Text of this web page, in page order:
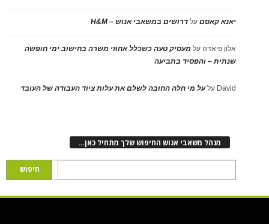
יאנא קאסםעלדרושים במשאבי אנוש – H&M
אלון פיאדה על מעסיק טעה כשכלל אחוזי משרה בחישוב ימי חופשה
שנתית – והפסיד בתביעה
David עלעל מי חלה החובה לשלם את עלות ציוד העבודה של העובד
מנהל משאבי אנוש החיפוש שלך מתחיל כאן…